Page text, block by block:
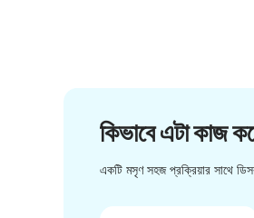
কিভাবে এটা কাজ
একটি মসৃণ সহজ প্রক্রিয়ার সাথে